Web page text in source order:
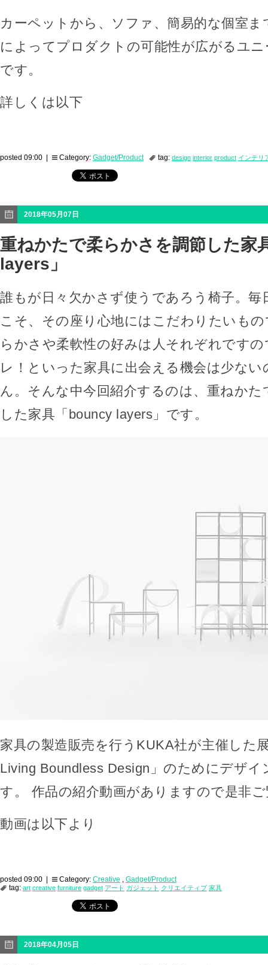
カーペットから、ソファ、簡易的な個室ま
によってプロダクトの可能性が広がるユ
です。
詳しくは以下
posted 09:00 | Category: Gadget/Product tag: design interior product インテリ
2018年05月07日
重ねかたで柔らかさを調節した家
layers」
誰もが日々欠かさず使うであろう椅子。毎
こそ、その座り心地にはこだわりたいも
らかさや柔軟性の好みは人それぞれです
レ！といった家具に出会える機会は少な
ん。そんな中今回紹介するのは、重ねかた
した家具「bouncy layers」です。
家具の製造販売を行うKUKA社が主催した
Living Boundless Design」のためにデザイ
す。 作品の紹介動画がありますので是非
動画は以下より
posted 09:00 | Category: Creative , Gadget/Product
tag: art creative furniture gadget アート ガジェット クリエイティブ 家具
2018年04月05日